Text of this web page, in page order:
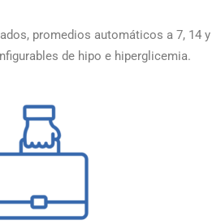
promedios automáticos a 7, 14 y
de hipo e hiperglicemia.